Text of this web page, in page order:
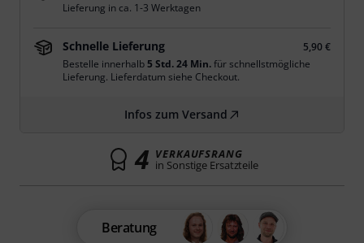
Lieferung in ca. 1-3 Werktagen
Schnelle Lieferung
5,90 €
Bestelle innerhalb5 Std. 24 Min.für schnellstmögliche
Lieferung. Lieferdatum siehe Checkout.
Infos zum Versand
4 VERKAUFSRANG
in Sonstige Ersatzteile
Beratung